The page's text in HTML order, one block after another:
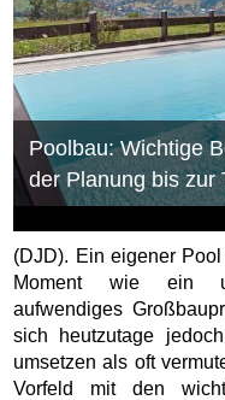
Poolbau: Wichtige
der Planung bis zur
(DJD). Ein eigener
Moment wie ein
aufwendiges
sich heutzutage
umsetzen als oft
Vorfeld mit den